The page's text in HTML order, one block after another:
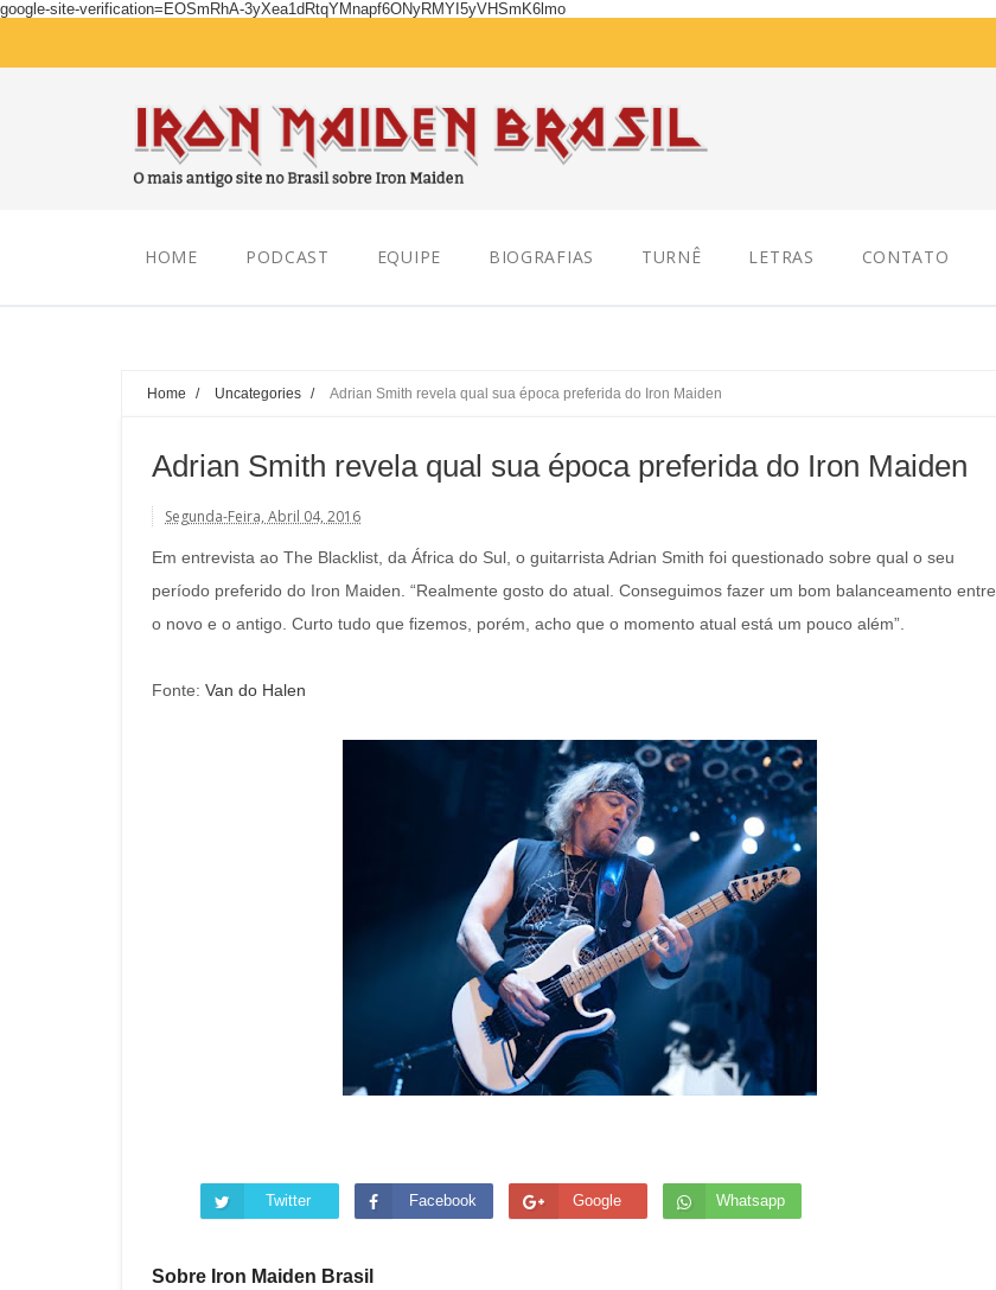
google-site-verification=EOSmRhA-3yXea1dRtqYMnapf6ONyRMYI5yVHSmK6lmo
HOME PODCAST EQUIPE BIOGRAFIAS TURNÊ LETRAS CONTATO
Home / Uncategories / Adrian Smith revela qual sua época preferida do Iron Maiden
Adrian Smith revela qual sua época preferida do Iron Maiden
Segunda-Feira, Abril 04, 2016
Em entrevista ao The Blacklist, da África do Sul, o guitarrista Adrian Smith foi questionado sobre qual o seu
período preferido do Iron Maiden. “Realmente gosto do atual. Conseguimos fazer um bom balanceamento entre
o novo e o antigo. Curto tudo que fizemos, porém, acho que o momento atual está um pouco além”.
Fonte: Van do Halen
Twitter Facebook Google Whatsapp
Sobre Iron Maiden Brasil